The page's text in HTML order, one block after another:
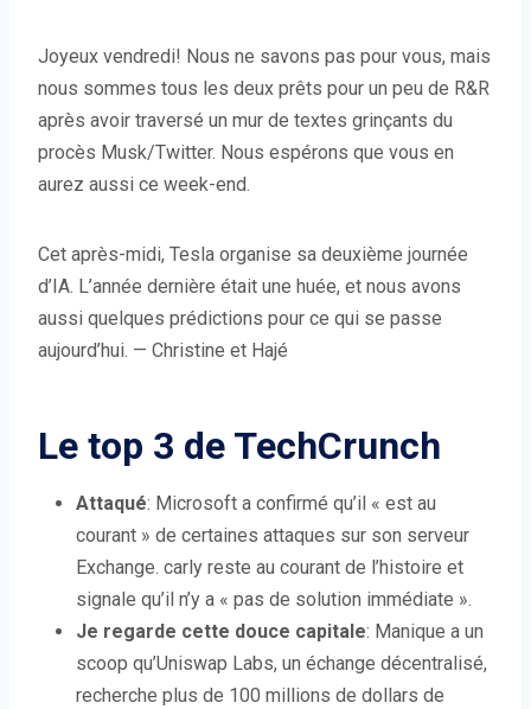
Joyeux vendredi! Nous ne savons pas pour vous, mais
nous sommes tous les deux prêts pour un peu de R&R
après avoir traversé un mur de textes grinçants du
procès Musk/Twitter. Nous espérons que vous en
aurez aussi ce week-end.
Cet après-midi, Tesla organise sa deuxième journée
d’IA. L’année dernière était une huée, et nous avons
aussi quelques prédictions pour ce qui se passe
aujourd’hui. — Christine et Hajé
Le top 3 de TechCrunch
Attaqué: Microsoft a confirmé qu’il « est au
courant » de certaines attaques sur son serveur
Exchange. carly reste au courant de l’histoire et
signale qu’il n’y a « pas de solution immédiate ».
Je regarde cette douce capitale: Manique a un
scoop qu’Uniswap Labs, un échange décentralisé,
recherche plus de 100 millions de dollars de